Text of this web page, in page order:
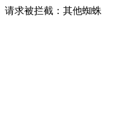
请求被拦截：其他蜘蛛